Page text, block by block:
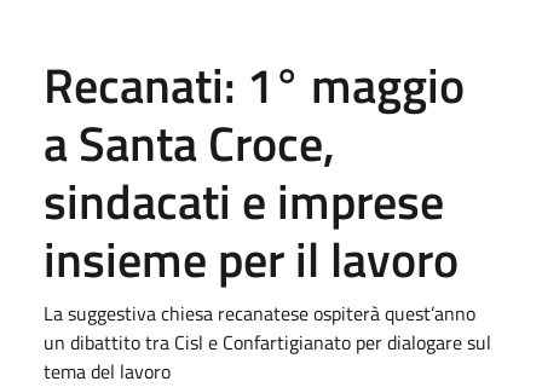
Recanati: 1° maggio
a Santa Croce,
sindacati e imprese
insieme per il lavoro
La suggestiva chiesa recanatese ospiterà quest’anno
un dibattito tra Cisl e Confartigianato per dialogare sul
tema del lavoro